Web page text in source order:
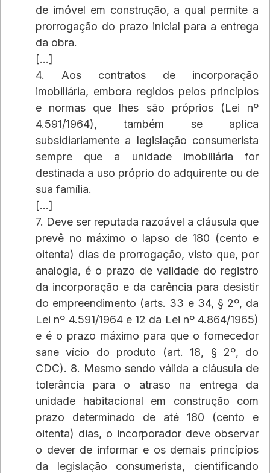
de imóvel em construção, a qual permite a
prorrogação do prazo inicial para a entrega
da obra.
[...]
4. Aos contratos de incorporação
imobiliária, embora regidos pelos princípios
e normas que lhes são próprios (Lei nº
4.591/1964), também se aplica
subsidiariamente a legislação consumerista
sempre que a unidade imobiliária for
destinada a uso próprio do adquirente ou de
sua família.
[...]
7. Deve ser reputada razoável a cláusula que
prevê no máximo o lapso de 180 (cento e
oitenta) dias de prorrogação, visto que, por
analogia, é o prazo de validade do registro
da incorporação e da carência para desistir
do empreendimento (arts. 33 e 34, § 2º, da
Lei nº 4.591/1964 e 12 da Lei nº 4.864/1965)
e é o prazo máximo para que o fornecedor
sane vício do produto (art. 18, § 2º, do
CDC). 8. Mesmo sendo válida a cláusula de
tolerância para o atraso na entrega da
unidade habitacional em construção com
prazo determinado de até 180 (cento e
oitenta) dias, o incorporador deve observar
o dever de informar e os demais princípios
da legislação consumerista, cientificando